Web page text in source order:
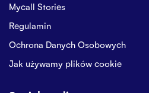
Mycall Stories
Regulamin
Ochrona Danych Osobowych
Jak używamy plików cookie